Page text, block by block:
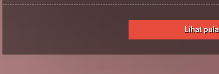
Lihat pula